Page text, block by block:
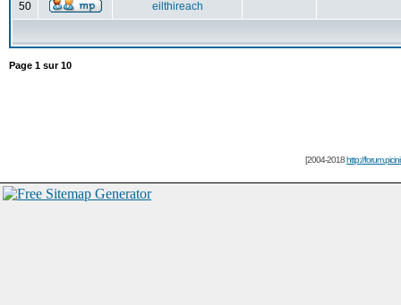
50 eilthireach
Page 1 sur10
[2004-2018http://